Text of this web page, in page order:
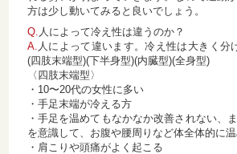
方は少し動いてみると良いでしょう。
Q. 人によって冷え性は違うのか？
A. 人によって違います。冷え性は大きく分
(四肢末端型)(下半身型)(内臓型)(全身型)
〈四肢末端型〉
・10〜20代の女性に多い
・手足末端が冷える方
・手足を温めてもなかなか改善されない、
を意識して、お腹や腰周りなど体全体的に
・肩こりや頭痛がよく起こる